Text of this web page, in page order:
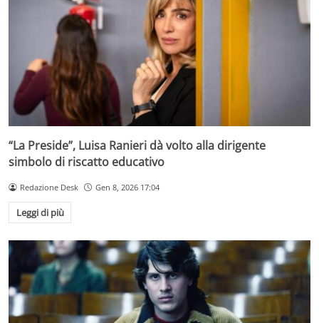
“La Preside”, Luisa Ranieri dà volto alla dirigente
simbolo di riscatto educativo
Redazione Desk Gen 8, 2026 17:04
Leggi di più